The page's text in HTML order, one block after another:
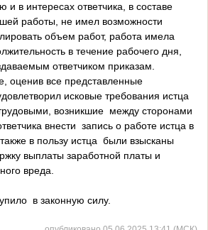
и в интересах ответчика, в составе
работы, не имел возможности
объем работ, работа имела
в течение рабочего дня,
ответчиком приказам.
оценив все представленные
исковые требования истца
возникшие между сторонами
внести запись о работе истца в
в пользу истца были взысканы
выплаты заработной платы и
вреда.
в законную силу.